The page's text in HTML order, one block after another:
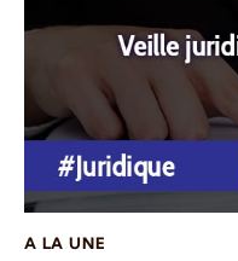
A LA UNE